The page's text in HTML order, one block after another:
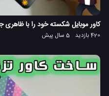
کاور موبایل شکسته خود را با ظاهری
420 بازدید 5 سال پیش